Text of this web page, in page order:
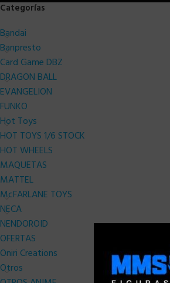
Categorías
Bandai
Banpresto
Card Game DBZ
DRAGON BALL
EVANGELION
FUNKO
Hot Toys
HOT TOYS 1/6 STOCK
HOT WHEELS
MAQUETAS
MATTEL
McFARLANE TOYS
NECA
NENDOROID
OFERTAS
Oniri Creations
Otros